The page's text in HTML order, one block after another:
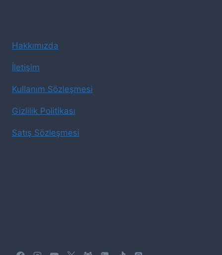
Hakkımızda
İletişim
Kullanım Sözleşmesi
Gizlilik Politikası
Satış Sözleşmesi